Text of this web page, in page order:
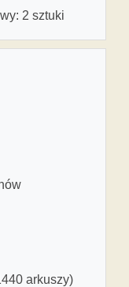
2 sztuki
arkuszy)